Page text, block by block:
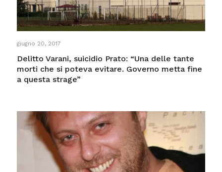
giugno 20, 2017
Delitto Varani, suicidio Prato: “Una delle tante
morti che si poteva evitare. Governo metta fine
a questa strage”